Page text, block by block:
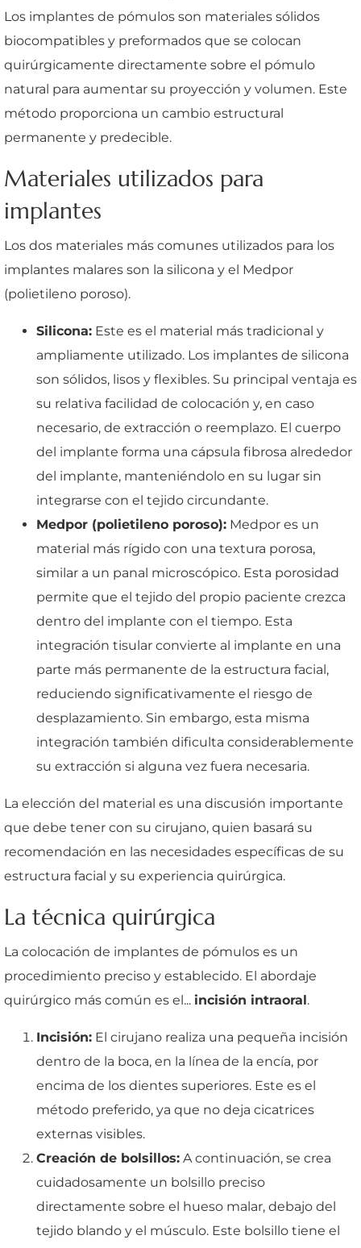
Los implantes de pómulos son materiales sólidos
biocompatibles y preformados que se colocan
quirúrgicamente directamente sobre el pómulo
natural para aumentar su proyección y volumen. Este
método proporciona un cambio estructural
permanente y predecible.
Materiales utilizados para
implantes
Los dos materiales más comunes utilizados para los
implantes malares son la silicona y el Medpor
(polietileno poroso).
Silicona: Este es el material más tradicional y
ampliamente utilizado. Los implantes de silicona
son sólidos, lisos y flexibles. Su principal ventaja es
su relativa facilidad de colocación y, en caso
necesario, de extracción o reemplazo. El cuerpo
del implante forma una cápsula fibrosa alrededor
del implante, manteniéndolo en su lugar sin
integrarse con el tejido circundante.
Medpor (polietileno poroso): Medpor es un
material más rígido con una textura porosa,
similar a un panal microscópico. Esta porosidad
permite que el tejido del propio paciente crezca
dentro del implante con el tiempo. Esta
integración tisular convierte al implante en una
parte más permanente de la estructura facial,
reduciendo significativamente el riesgo de
desplazamiento. Sin embargo, esta misma
integración también dificulta considerablemente
su extracción si alguna vez fuera necesaria.
La elección del material es una discusión importante
que debe tener con su cirujano, quien basará su
recomendación en las necesidades específicas de su
estructura facial y su experiencia quirúrgica.
La técnica quirúrgica
La colocación de implantes de pómulos es un
procedimiento preciso y establecido. El abordaje
quirúrgico más común es el... incisión intraoral.
Incisión: El cirujano realiza una pequeña incisión
dentro de la boca, en la línea de la encía, por
encima de los dientes superiores. Este es el
método preferido, ya que no deja cicatrices
externas visibles.
Creación de bolsillos: A continuación, se crea
cuidadosamente un bolsillo preciso
directamente sobre el hueso malar, debajo del
tejido blando y el músculo. Este bolsillo tiene el